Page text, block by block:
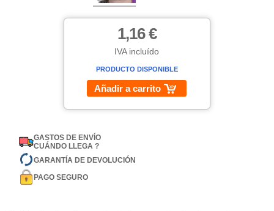
1,16 €
IVA incluído
PRODUCTO DISPONIBLE
Añadir a carrito
GASTOS DE ENVÍO
CUÁNDO LLEGA ?
GARANTÍA DE DEVOLUCIÓN
PAGO SEGURO